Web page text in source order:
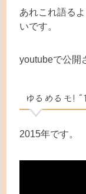
あれこれ語る
いです。
youtubeで公開
ゆるめるモ!
2015年です。